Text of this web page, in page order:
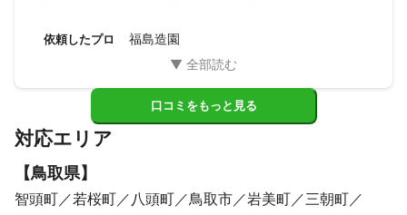
ら、僕たちも木が好きなんでと理解してくれたのが嬉しかっ
依頼したプロ 福島造園
口コミをもっと見る
対応エリア
【鳥取県】
智頭町 若桜町 八頭町 鳥取市 岩美町
三朝町